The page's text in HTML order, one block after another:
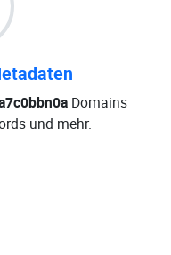
Domains
und mehr.